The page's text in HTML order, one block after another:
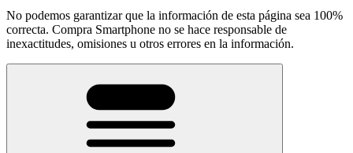
No podemos garantizar que la información de esta página sea 100%
correcta. Compra Smartphone no se hace responsable de
inexactitudes, omisiones u otros errores en la información.